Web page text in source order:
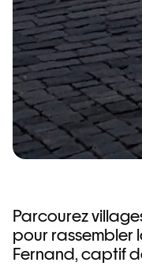
Parcourez
pour rassembler
Fernand, captif